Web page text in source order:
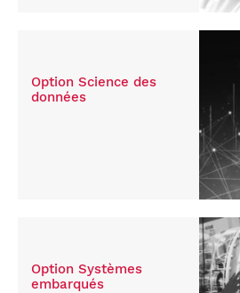
Option Science des
données
Option Systèmes
embarqués